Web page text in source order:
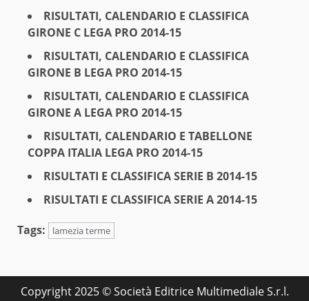
RISULTATI, CALENDARIO E CLASSIFICA
GIRONE C LEGA PRO 2014-15
RISULTATI, CALENDARIO E CLASSIFICA
GIRONE B LEGA PRO 2014-15
RISULTATI, CALENDARIO E CLASSIFICA
GIRONE A LEGA PRO 2014-15
RISULTATI, CALENDARIO E TABELLONE
COPPA ITALIA LEGA PRO 2014-15
RISULTATI E CLASSIFICA SERIE B 2014-15
RISULTATI E CLASSIFICA SERIE A 2014-15
Tags:
lamezia terme
Copyright 2025 © Società Editrice Multimediale S.r.l.